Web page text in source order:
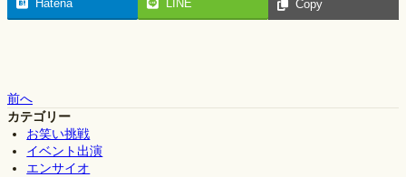
Hatena LINE Copy
前へ
カテゴリー
お笑い挑戦
イベント出演
エンサイオ